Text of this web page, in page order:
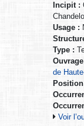
Incipit :
Usage :
Type :
de
Voir